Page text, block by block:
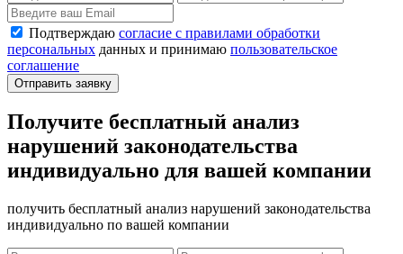
Подтверждаю согласие с правилами обработки
персональных данных и принимаю пользовательское
соглашение
Отправить заявку
Получите бесплатный анализ
нарушений законодательства
индивидуально для вашей компании
получить бесплатный анализ нарушений законодательства
индивидуально по вашей компании